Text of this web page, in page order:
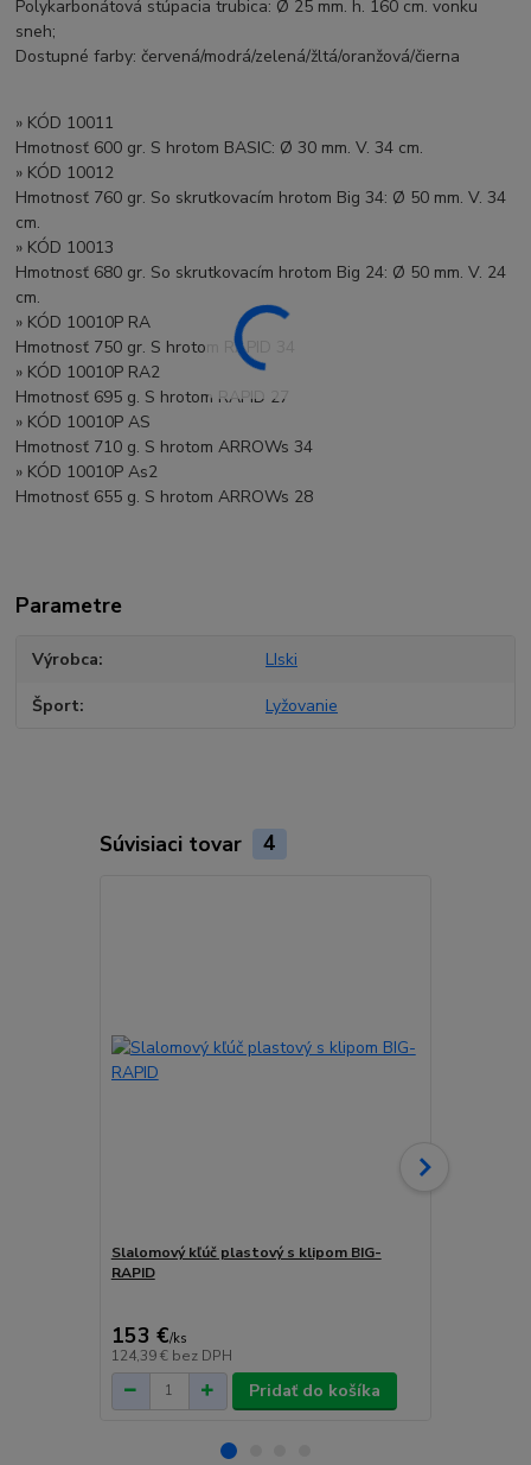
Polykarbonátová stúpacia trubica: Ø 25 mm. h. 160 cm. vonku
sneh;
Dostupné farby: červená/modrá/zelená/žltá/oranžová/čierna
» KÓD 10011
Hmotnosť 600 gr. S hrotom BASIC: Ø 30 mm. V. 34 cm.
» KÓD 10012
Hmotnosť 760 gr. So skrutkovacím hrotom Big 34: Ø 50 mm. V. 34
cm.
» KÓD 10013
Hmotnosť 680 gr. So skrutkovacím hrotom Big 24: Ø 50 mm. V. 24
cm.
» KÓD 10010P RA
Hmotnosť 750 gr. S hrotom RAPID 34
» KÓD 10010P RA2
Hmotnosť 695 g. S hrotom RAPID 27
» KÓD 10010P AS
Hmotnosť 710 g. S hrotom ARROWs 34
» KÓD 10010P As2
Hmotnosť 655 g. S hrotom ARROWs 28
Parametre
Výrobca LIski
Šport Lyžovanie
Súvisiaci tovar 4
Slalomový kľúč plastový s klipom BIG-
RAPID
153 €/ks
124,39 € bez DPH
Pridať do košíka